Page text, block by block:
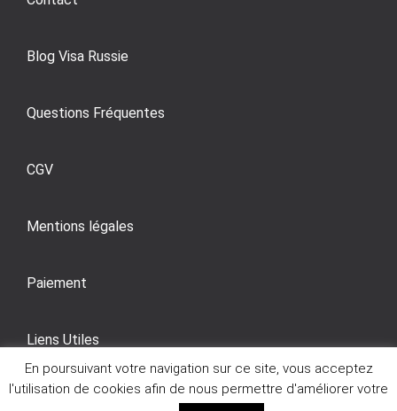
Blog Visa Russie
Questions Fréquentes
CGV
Mentions légales
Paiement
Liens Utiles
Devenir Partenaire
En poursuivant votre navigation sur ce site, vous acceptez
l'utilisation de cookies afin de nous permettre d'améliorer votre